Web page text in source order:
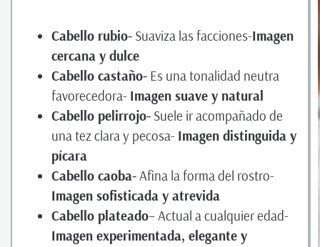
Cabello rubio- Suaviza las facciones-Imagen
cercana y dulce
Cabello castaño- Es una tonalidad neutra
favorecedora- Imagen suave y natural
Cabello pelirrojo- Suele ir acompañado de
una tez clara y pecosa- Imagen distinguida y
pícara
Cabello caoba-Afina la forma del rostro-
Imagen sofisticada y atrevida
Cabello plateado– Actual a cualquier edad-
Imagen experimentada, elegante y